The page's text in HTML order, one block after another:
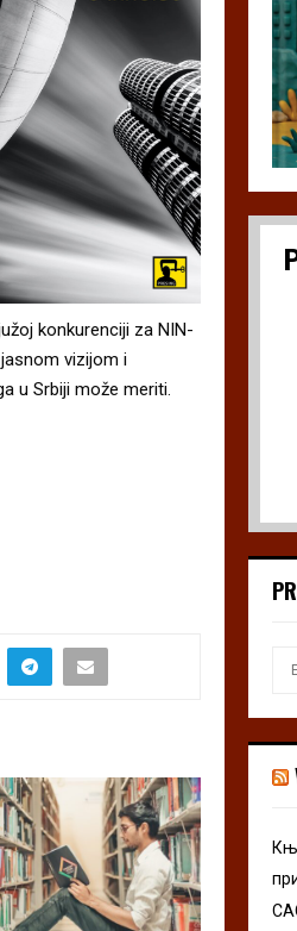
konkurenciji za NIN-
vizijom i
u Srbiji može meriti.
h
r
: